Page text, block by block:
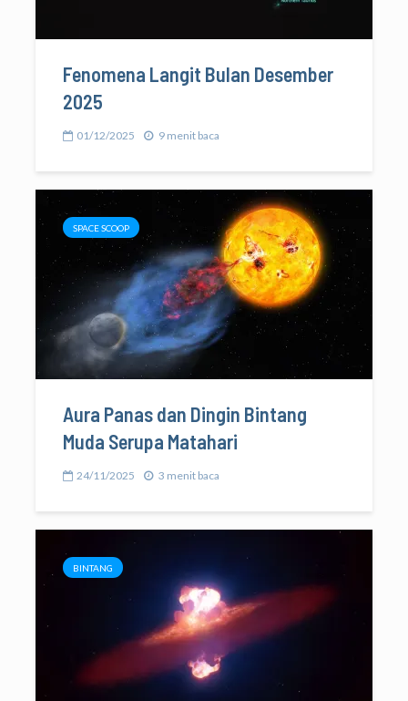
Fenomena Langit Bulan Desember
2025
01/12/2025 9 menit baca
SPACE SCOOP
Aura Panas dan Dingin Bintang
Muda Serupa Matahari
24/11/2025 3 menit baca
BINTANG